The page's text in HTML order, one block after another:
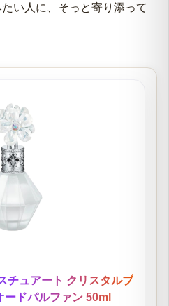
い人に、そっと寄り添って
チュアート クリスタルブ
ードパルファン 50ml